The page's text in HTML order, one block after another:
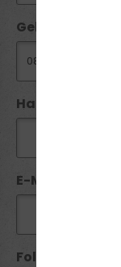
Geburtsdatum:
Handy /
E-Mail*:
Folgende